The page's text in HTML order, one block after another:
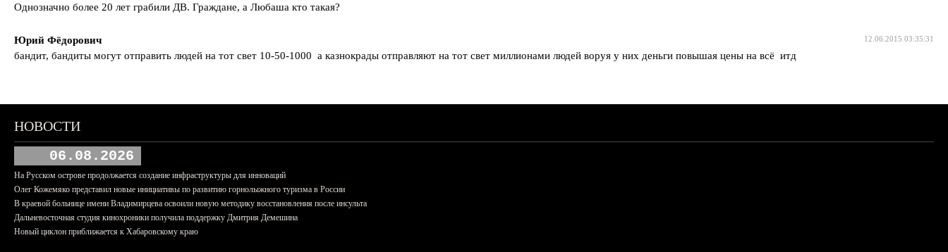
Однозначно более 20 лет грабили ДВ. Граждане, а Любаша кто такая?
12.06.2015 03:35:31
Юрий Фёдорович
бандит, бандиты могут отправить людей на тот свет 10-50-1000 а казнокрады отправляют на тот свет миллионами людей воруя у них деньги повышая цены на всё итд
НОВОСТИ
06.08.2026
На Русском острове продолжается создание инфраструктуры для инноваций
Олег Кожемяко представил новые инициативы по развитию горнолыжного туризма в России
В краевой больнице имени Владимирцева освоили новую методику восстановления после инсульта
Дальневосточная студия кинохроники получила поддержку Дмитрия Демешина
Новый циклон приближается к Хабаровскому краю